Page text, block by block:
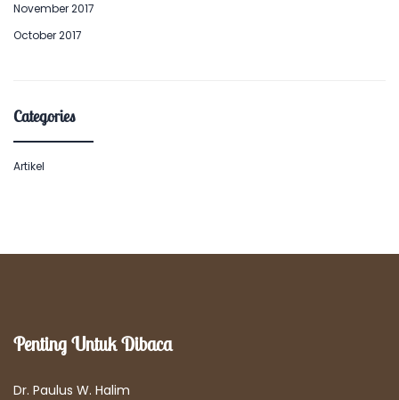
November 2017
October 2017
Categories
Artikel
Penting Untuk Dibaca
Dr. Paulus W. Halim